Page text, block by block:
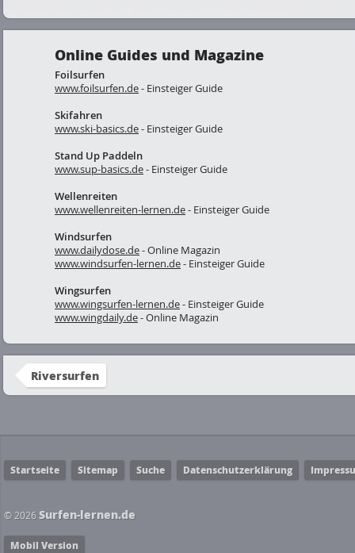
Online Guides und Magazine
Foilsurfen
www.foilsurfen.de- Einsteiger Guide
Skifahren
www.ski-basics.de- Einsteiger Guide
Stand Up Paddeln
www.sup-basics.de- Einsteiger Guide
Wellenreiten
www.wellenreiten-lernen.de- Einsteiger Guide
Windsurfen
www.dailydose.de- Online Magazin
www.windsurfen-lernen.de- Einsteiger Guide
Wingsurfen
www.wingsurfen-lernen.de- Einsteiger Guide
www.wingdaily.de- Online Magazin
Riversurfen
Startseite Sitemap Suche Datenschutzerklärung
© 2026 Surfen-lernen.de
Mobil Version